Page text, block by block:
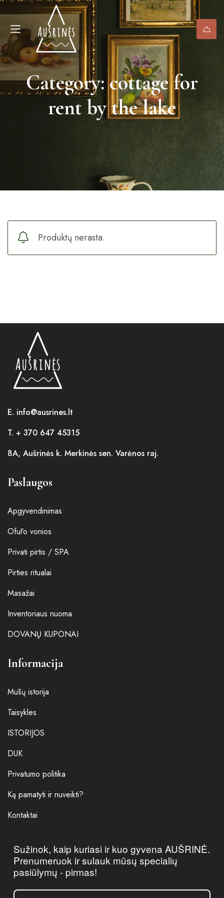
Category: cottage for
rent by the lake
Produktų nerasta.
E. info@ausrines.lt
T. + 370 647 45315
8A, Aušrinės k. Merkinės sen. Varėnos raj.
Paslaugos
Apgyvendinimas
Ofūro vonios
Privati pirtis / SPA
Pirties ritualai
Masažai
Inventoriaus nuoma
DOVANŲ KUPONAI
Informacija
Mūsų istorija
Taisykles
ISTORIJOS
DUK
Privatumo politika
Ką pamatyti ir nuveikti?
Kontaktai
Sužinok, kaip kuriasi ir kuo gyvena AUŠRINĖ.
Prenumeruok ir sulauk mūsų specialių
pasiūlymų - pirmas!